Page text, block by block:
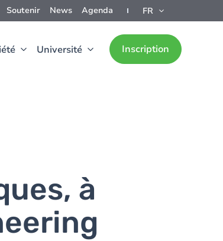
Soutenir News Agenda FR
Université Inscription
à